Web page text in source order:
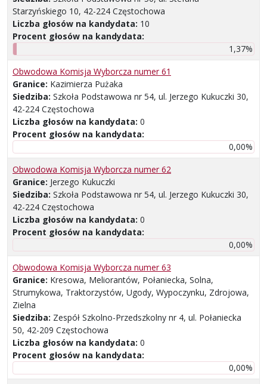
Starzyńskiego 10, 42-224 Częstochowa
Liczba głosów na kandydata: 10
Procent głosów na kandydata:
1,37%
Obwodowa Komisja Wyborcza numer 61
Granice: Kazimierza Pużaka
Siedziba: Szkoła Podstawowa nr 54, ul. Jerzego Kukuczki 30,
42-224 Częstochowa
Liczba głosów na kandydata: 0
Procent głosów na kandydata:
0,00%
Obwodowa Komisja Wyborcza numer 62
Granice: Jerzego Kukuczki
Siedziba: Szkoła Podstawowa nr 54, ul. Jerzego Kukuczki 30,
42-224 Częstochowa
Liczba głosów na kandydata: 0
Procent głosów na kandydata:
0,00%
Obwodowa Komisja Wyborcza numer 63
Granice: Kresowa, Meliorantów, Połaniecka, Solna,
Strumykowa, Traktorzystów, Ugody, Wypoczynku, Zdrojowa,
Zielna
Siedziba: Zespół Szkolno-Przedszkolny nr 4, ul. Połaniecka
50, 42-209 Częstochowa
Liczba głosów na kandydata: 0
Procent głosów na kandydata:
0,00%